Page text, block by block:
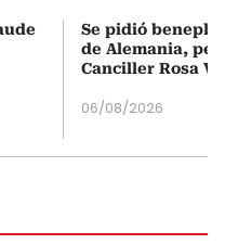
Se pidió
de Alemania,
Canciller Rosa
06/08/2026